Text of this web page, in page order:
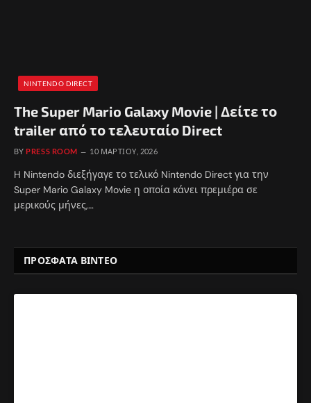
NINTENDO DIRECT
The Super Mario Galaxy Movie | Δείτε το
trailer από το τελευταίο Direct
BY PRESS ROOM 10 ΜΑΡΤΊΟΥ, 2026
H Nintendo διεξήγαγε το τελικό Nintendo Direct για την
Super Mario Galaxy Movie η οποία κάνει πρεμιέρα σε
μερικούς μήνες,…
ΠΡΟΣΦΑΤΑ ΒΙΝΤΕΟ